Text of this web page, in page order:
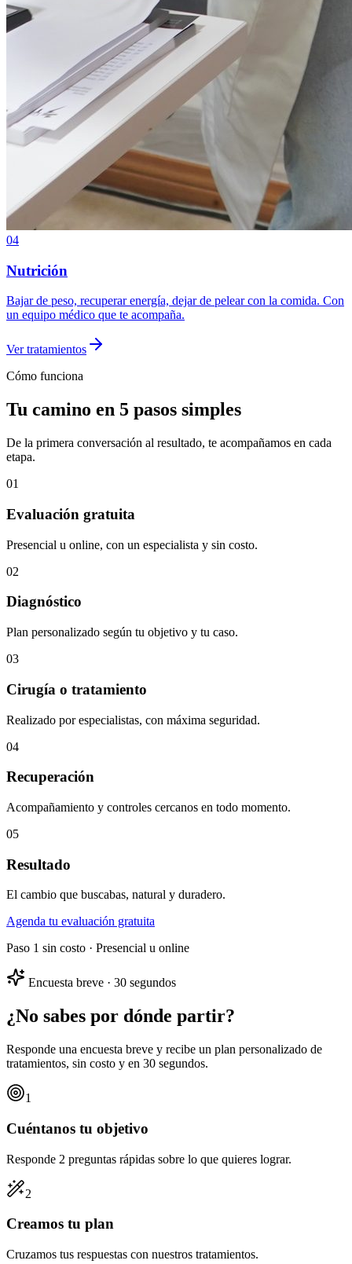
04
Nutrición
Bajar de peso, recuperar energía, dejar de pelear con la comida. Con
un equipo médico que te acompaña.
Ver tratamientos
Cómo funciona
Tu camino en 5 pasos simples
De la primera conversación al resultado, te acompañamos en cada
etapa.
01
Evaluación gratuita
Presencial u online, con un especialista y sin costo.
02
Diagnóstico
Plan personalizado según tu objetivo y tu caso.
03
Cirugía o tratamiento
Realizado por especialistas, con máxima seguridad.
04
Recuperación
Acompañamiento y controles cercanos en todo momento.
05
Resultado
El cambio que buscabas, natural y duradero.
Agenda tu evaluación gratuita
Paso 1 sin costo · Presencial u online
Encuesta breve · 30 segundos
¿No sabes por dónde partir?
Responde una encuesta breve y recibe un plan personalizado de
tratamientos, sin costo y en 30 segundos.
1
Cuéntanos tu objetivo
Responde 2 preguntas rápidas sobre lo que quieres lograr.
2
Creamos tu plan
Cruzamos tus respuestas con nuestros tratamientos.